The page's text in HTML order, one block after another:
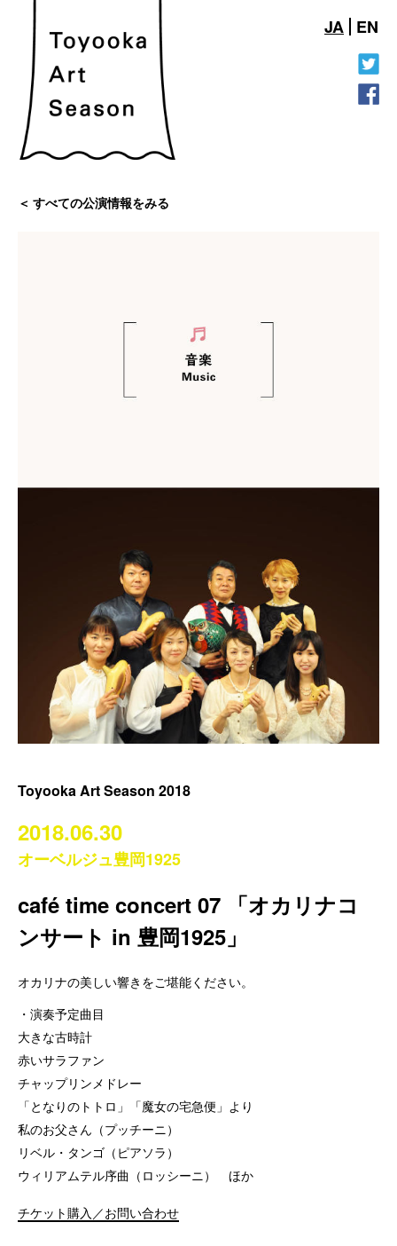
JA EN
すべての公演情報をみる
Toyooka Art Season 2018
2018.06.30
オーベルジュ豊岡1925
café time concert 07 「オカリナコ
ンサート in 豊岡1925」
オカリナの美しい響きをご堪能ください。
・演奏予定曲目
大きな古時計
赤いサラファン
チャップリンメドレー
「となりのトトロ」「魔女の宅急便」より
私のお父さん（プッチーニ）
リベル・タンゴ（ピアソラ）
ウィリアムテル序曲（ロッシーニ） ほか
チケット購入／お問い合わせ